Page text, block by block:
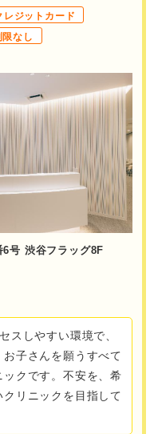
レジットカード
なし
号 渋谷フラッグ8F
スしやすい環境で、
子さんを願うすべて
クです。不安を、希
リニックを目指して